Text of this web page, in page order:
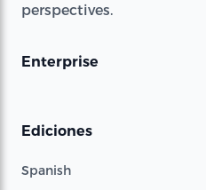
perspectives.
Enterprise
Ediciones
Spanish